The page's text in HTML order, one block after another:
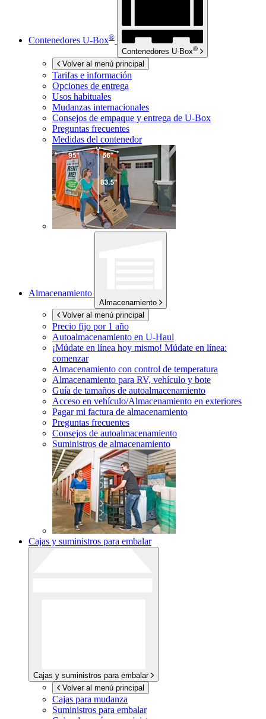
Contenedores U-Box®
Contenedores U-Box®
Volver al menú principal
Tarifas e información
Opciones de entrega
Usos habituales
Mudanzas internacionales
Consejos de empaque y entrega de U-Box
Preguntas frecuentes
Medidas del contenedor
Almacenamiento
Almacenamiento
Volver al menú principal
Precio fijo por 1 año
Autoalmacenamiento en U-Haul
¡Múdate en línea hoy mismo! Múdate en línea:
comenzar
Almacenamiento con control de temperatura
Almacenamiento para RV, vehículo y bote
Guía de tamaños de autoalmacenamiento
Acceso en vehículo/Almacenamiento en exteriores
Pagar mi factura de almacenamiento
Preguntas frecuentes
Consejos de autoalmacenamiento
Suministros de almacenamiento
Cajas y suministros para embalar
Cajas y suministros para embalar
Volver al menú principal
Cajas para mudanza
Suministros para embalar